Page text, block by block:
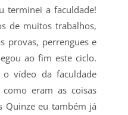
terminei a faculdade!
de muitos trabalhos,
provas, perrengues e
ao fim este ciclo.
vídeo da faculdade
eram as coisas
Quinze eu também já